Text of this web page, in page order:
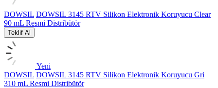
DOWSIL DOWSIL 3145 RTV Silikon Elektronik Koruyucu Clear
90 mL Resmi Distribütör
Teklif Al
Yeni
DOWSIL DOWSIL 3145 RTV Silikon Elektronik Koruyucu Gri
310 mL Resmi Distribütör